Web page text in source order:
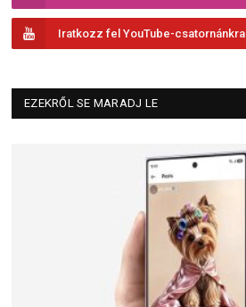
Iratkozz fel YouTube-csatornánkra
EZEKRŐL SE MARADJ LE